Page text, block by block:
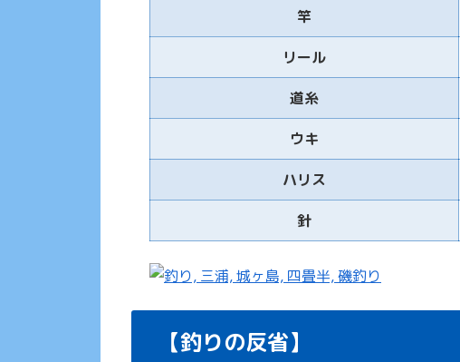
竿
リール
道糸
ウキ
ハリス
針
【釣りの反省】